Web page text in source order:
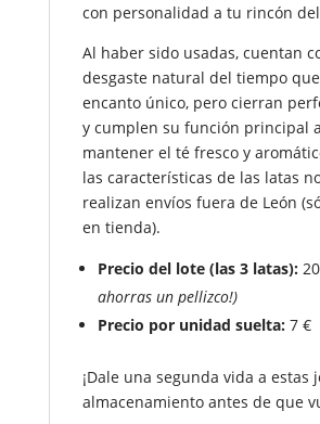
con personalidad a tu rincón
Al haber sido usadas, cuentan
desgaste natural del tiempo
encanto único, pero cierran
y cumplen su función principal
mantener el té fresco y
las características de las latas
realizan envíos fuera de León
en tienda).
Precio del lote (las 3 latas):
ahorras un pellizco!)
Precio por unidad suelta:7 €
¡Dale una segunda vida a estas
almacenamiento antes de que